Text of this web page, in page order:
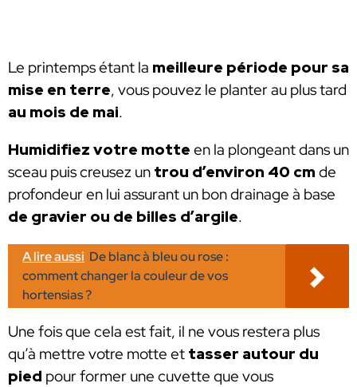
Le printemps étant la meilleure période pour sa
mise en terre, vous pouvez le planter au plus tard
au mois de mai.
Humidifiez votre motte en la plongeant dans un
sceau puis creusez un trou d’environ 40 cm de
profondeur en lui assurant un bon drainage à base
de gravier ou de billes d’argile.
A lire aussi De blanc à bleu ou rose :
comment changer la couleur de vos
hortensias ?
Une fois que cela est fait, il ne vous restera plus
qu’à mettre votre motte et tasser autour du
pied pour former une cuvette que vous